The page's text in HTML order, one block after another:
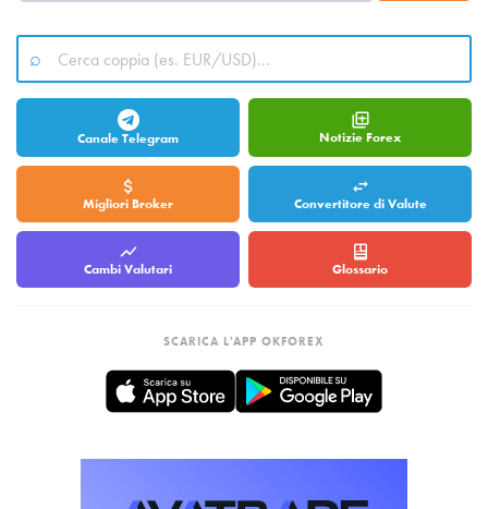
Canale Telegram Notizie Forex
Migliori Broker Convertitore di Valute
Cambi Valutari Glossario
SCARICA L'APP OKFOREX